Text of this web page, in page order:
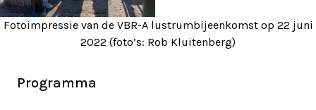
Fotoimpressie van de VBR-A lustrumbijeenkomst op 22 juni
2022 (foto’s: Rob Kluitenberg)
Programma